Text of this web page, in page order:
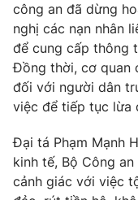
công an đã dừng
nghị các nạn nhân
để cung cấp thông
Đồng thời, cơ quan
đối với người dân
việc để tiếp tục lừa
Đại tá Phạm Mạnh
kinh tế, Bộ Công
cảnh giác với việc